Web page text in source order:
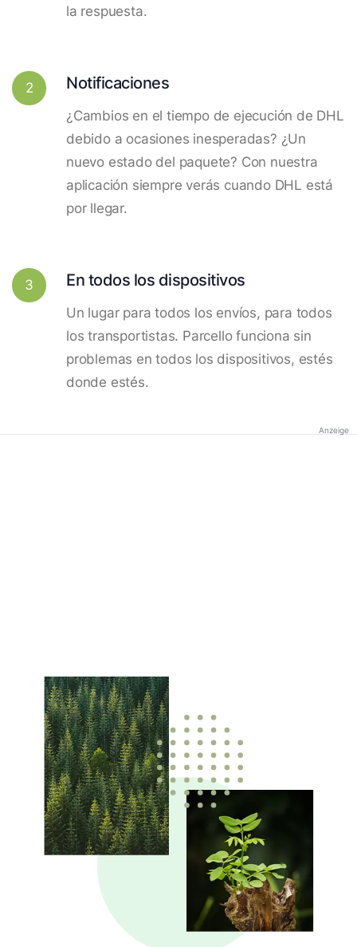
la respuesta.
2 Notificaciones
¿Cambios en el tiempo de ejecución de DHL
debido a ocasiones inesperadas? ¿Un
nuevo estado del paquete? Con nuestra
aplicación siempre verás cuando DHL está
por llegar.
3 En todos los dispositivos
Un lugar para todos los envíos, para todos
los transportistas. Parcello funciona sin
problemas en todos los dispositivos, estés
donde estés.
Anzeige